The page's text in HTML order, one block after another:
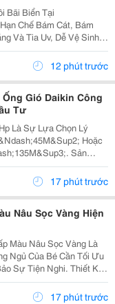
Chế Bám Cát, Bám
Và Tia Uv, Dễ Vệ Sinh
Nhiều Kích Thước, Nhận
Khấu Và Báo Giá
12 phút trước
Gió Daikin Công
Tư
Là Sự Lựa Chọn Lý
Hoặc
Sản
Hiệu Quả Làm Lạnh Tốt
Kiệm Điện Năng, Phù
17 phút trước
Nâu Sọc Vàng Hiện
Màu Nâu Sọc Vàng Là
Ngủ Của Bé Cần Tối Ưu
Sự Tiện Nghi. Thiết Kế
Bên Hông Và Hộc
Sản Phẩm Sử 17 phút trước